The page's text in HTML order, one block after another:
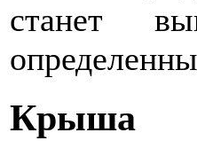
станет
Крыша